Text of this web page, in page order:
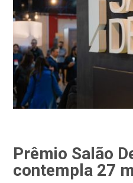
Prêmio Salão
contempla 27